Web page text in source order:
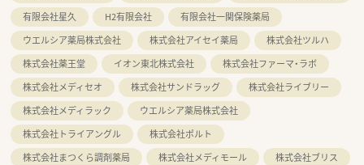
有限会社星久
H2有限会社
有限会社一関保険薬局
ウエルシア薬局株式会社
株式会社アイセイ薬局
株式会社ツルハ
株式会社薬王堂
イオン東北株式会社
株式会社ファーマ・ラボ
株式会社メディセオ
株式会社サンドラッグ
株式会社ライブリー
株式会社メディラック
ウエルシア薬局株式会社
株式会社トライアングル
株式会社ポルト
株式会社まつくら調剤薬局
株式会社メディモール 株式会社ブリス